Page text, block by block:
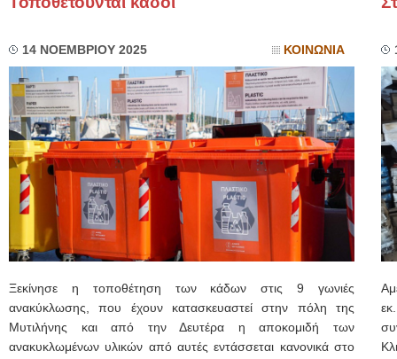
14 ΝΟΕΜΒΡΙΟΥ 2025 ΚΟΙΝΩΝΙΑ
Ξεκίνησε η τοποθέτηση των κάδων στις 9 γωνιές
ανακύκλωσης, που έχουν κατασκευαστεί στην πόλη της
Μυτιλήνης και από την Δευτέρα η αποκομιδή των
ανακυκλωμένων υλικών από αυτές εντάσσεται κανονικά στο